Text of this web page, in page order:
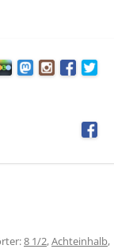
8 1/2,Achteinhalb,